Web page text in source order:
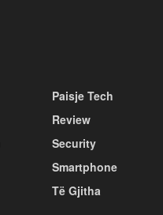
Paisje Tech
Review
Security
Smartphone
Të Gjitha